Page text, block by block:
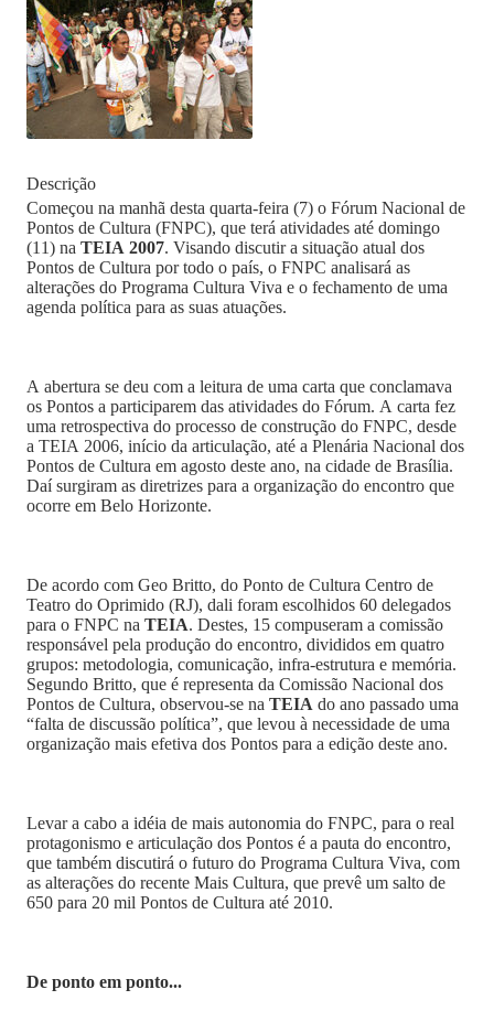
Descrição
Começou na manhã desta quarta-feira (7) o Fórum Nacional de
Pontos de Cultura (FNPC), que terá atividades até domingo
(11) na TEIA 2007. Visando discutir a situação atual dos
Pontos de Cultura por todo o país, o FNPC analisará as
alterações do Programa Cultura Viva e o fechamento de uma
agenda política para as suas atuações.
A abertura se deu com a leitura de uma carta que conclamava
os Pontos a participarem das atividades do Fórum. A carta fez
uma retrospectiva do processo de construção do FNPC, desde
a TEIA 2006, início da articulação, até a Plenária Nacional dos
Pontos de Cultura em agosto deste ano, na cidade de Brasília.
Daí surgiram as diretrizes para a organização do encontro que
ocorre em Belo Horizonte.
De acordo com Geo Britto, do Ponto de Cultura Centro de
Teatro do Oprimido (RJ), dali foram escolhidos 60 delegados
para o FNPC na TEIA. Destes, 15 compuseram a comissão
responsável pela produção do encontro, divididos em quatro
grupos: metodologia, comunicação, infra-estrutura e memória.
Segundo Britto, que é representa da Comissão Nacional dos
Pontos de Cultura, observou-se na TEIA do ano passado uma
“falta de discussão política”, que levou à necessidade de uma
organização mais efetiva dos Pontos para a edição deste ano.
Levar a cabo a idéia de mais autonomia do FNPC, para o real
protagonismo e articulação dos Pontos é a pauta do encontro,
que também discutirá o futuro do Programa Cultura Viva, com
as alterações do recente Mais Cultura, que prevê um salto de
650 para 20 mil Pontos de Cultura até 2010.
De ponto em ponto...